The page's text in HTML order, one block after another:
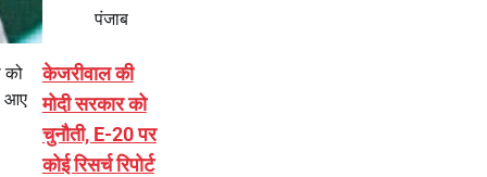
को
आए
पंजाब
केजरीवाल की
मोदी सरकार को
चुनौती, E-20 पर
कोई रिसर्च रिपोर्ट